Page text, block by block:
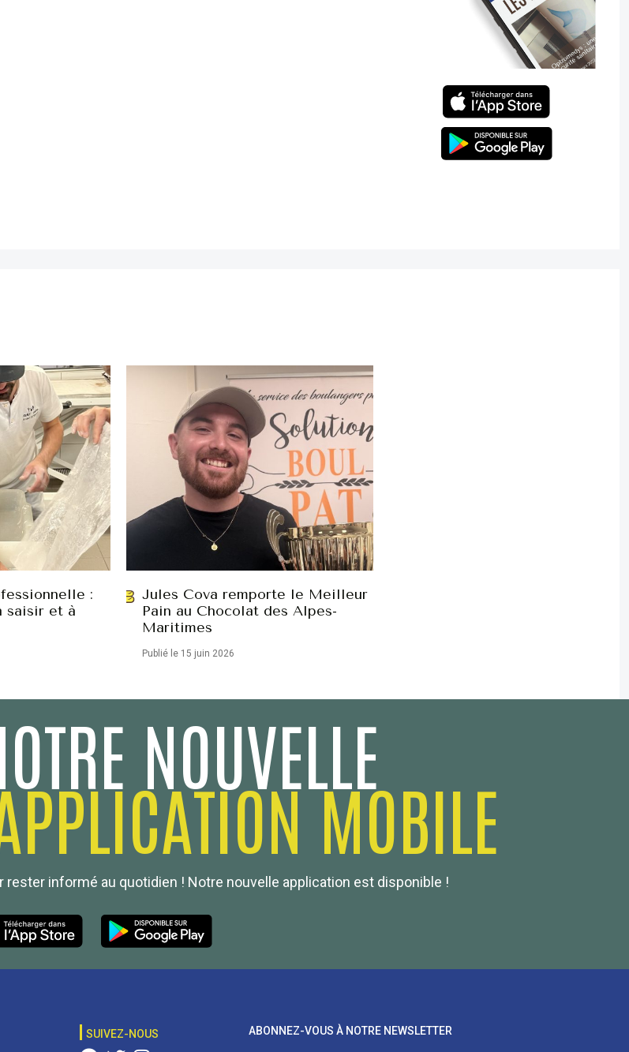
:
saisir et à
Jules Cova remporte le Meilleur
Pain au Chocolat des Alpes-
Maritimes
Publié le 15 juin 2026
NOUVELLE
MOBILE
rester informé au quotidien ! Notre nouvelle application est disponible !
SUIVEZ-NOUS ABONNEZ-VOUS À NOTRE NEWSLETTER